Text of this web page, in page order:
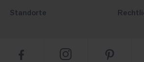
Standorte